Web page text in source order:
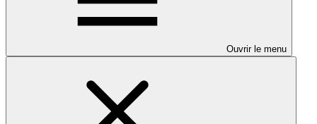
Ouvrir le menu